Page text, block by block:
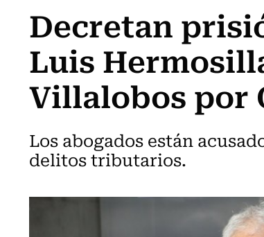
Decretan
Luis
Villalobos por
Los abogados están
delitos tributarios.